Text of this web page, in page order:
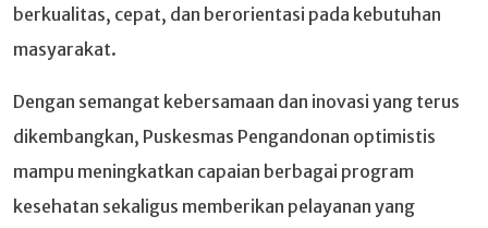
berkualitas, cepat, dan berorientasi pada kebutuhan
masyarakat.
Dengan semangat kebersamaan dan inovasi yang terus
dikembangkan, Puskesmas Pengandonan optimistis
mampu meningkatkan capaian berbagai program
kesehatan sekaligus memberikan pelayanan yang